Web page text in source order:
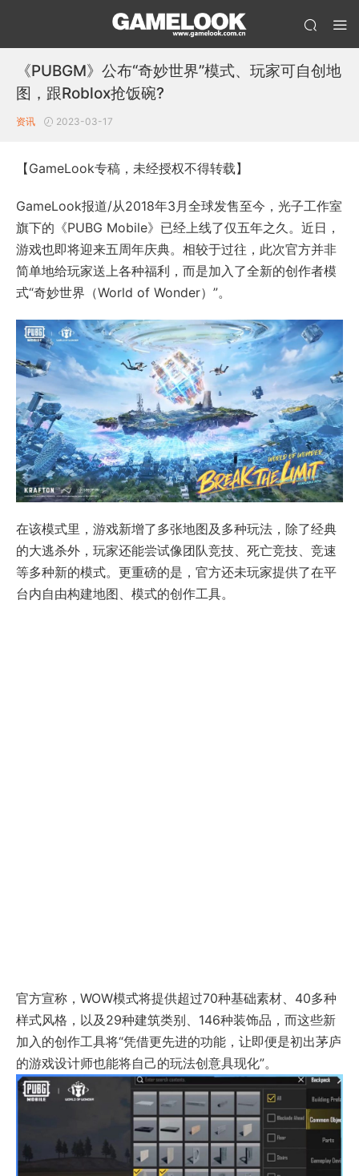
《PUBGM》公布“奇妙世界”模式、玩家可自创地
图，跟Roblox抢饭碗?
资讯 2023-03-17
【GameLook专稿，未经授权不得转载】
GameLook报道/从2018年3月全球发售至今，光子工作室
旗下的《PUBG Mobile》已经上线了仅五年之久。近日，
游戏也即将迎来五周年庆典。相较于过往，此次官方并非
简单地给玩家送上各种福利，而是加入了全新的创作者模
式“奇妙世界（World of Wonder）”。
在该模式里，游戏新增了多张地图及多种玩法，除了经典
的大逃杀外，玩家还能尝试像团队竞技、死亡竞技、竞速
等多种新的模式。更重磅的是，官方还未玩家提供了在平
台内自由构建地图、模式的创作工具。
官方宣称，WOW模式将提供超过70种基础素材、40多种
样式风格，以及29种建筑类别、146种装饰品，而这些新
加入的创作工具将“凭借更先进的功能，让即便是初出茅庐
的游戏设计师也能将自己的玩法创意具现化”。